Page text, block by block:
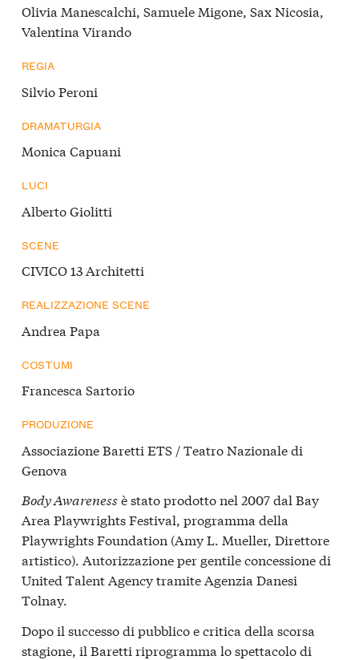
Olivia Manescalchi, Samuele Migone, Sax Nicosia,
Valentina Virando
REGIA
Silvio Peroni
DRAMATURGIA
Monica Capuani
LUCI
Alberto Giolitti
SCENE
CIVICO 13 Architetti
REALIZZAZIONE SCENE
Andrea Papa
COSTUMI
Francesca Sartorio
PRODUZIONE
Associazione Baretti ETS / Teatro Nazionale di
Genova
Body Awareness è stato prodotto nel 2007 dal Bay
Area Playwrights Festival, programma della
Playwrights Foundation (Amy L. Mueller, Direttore
artistico). Autorizzazione per gentile concessione di
United Talent Agency tramite Agenzia Danesi
Tolnay.
Dopo il successo di pubblico e critica della scorsa
stagione, il Baretti riprogramma lo spettacolo di